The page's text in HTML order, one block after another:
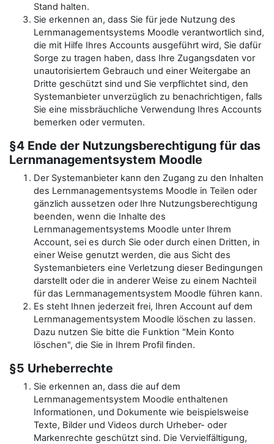
Stand halten.
Sie erkennen an, dass Sie für jede Nutzung des
Lernmanagementsystems Moodle verantwortlich sind,
die mit Hilfe Ihres Accounts ausgeführt wird, Sie dafür
Sorge zu tragen haben, dass Ihre Zugangsdaten vor
unautorisiertem Gebrauch und einer Weitergabe an
Dritte geschützt sind und Sie verpflichtet sind, den
Systemanbieter unverzüglich zu benachrichtigen, falls
Sie eine missbräuchliche Verwendung Ihres Accounts
bemerken oder vermuten.
§4 Ende der Nutzungsberechtigung für das
Lernmanagementsystem Moodle
Der Systemanbieter kann den Zugang zu den Inhalten
des Lernmanagementsystems Moodle in Teilen oder
gänzlich aussetzen oder Ihre Nutzungsberechtigung
beenden, wenn die Inhalte des
Lernmanagementsystems Moodle unter Ihrem
Account, sei es durch Sie oder durch einen Dritten, in
einer Weise genutzt werden, die aus Sicht des
Systemanbieters eine Verletzung dieser Bedingungen
darstellt oder die in anderer Weise zu einem Nachteil
für das Lernmanagementsystem Moodle führen kann.
Es steht Ihnen jederzeit frei, Ihren Account auf dem
Lernmanagementsystem Moodle löschen zu lassen.
Dazu nutzen Sie bitte die Funktion "Mein Konto
löschen", die Sie in Ihrem Profil finden.
§5 Urheberrechte
Sie erkennen an, dass die auf dem
Lernmanagementsystem Moodle enthaltenen
Informationen, und Dokumente wie beispielsweise
Texte, Bilder und Videos durch Urheber- oder
Markenrechte geschützt sind. Die Vervielfältigung,